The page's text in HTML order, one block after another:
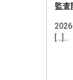
監査
[…]...